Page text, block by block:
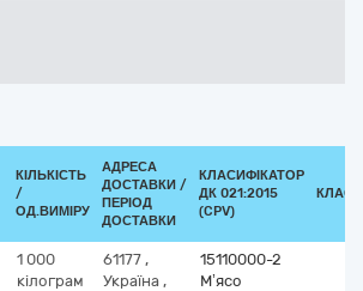
КІЛЬКІСТЬ
/
ОД.ВИМІРУ
АДРЕСА
ДОСТАВКИ /
ПЕРІОД
ДОСТАВКИ
КЛАСИФІКАТОР
ДК 021:2015
(CPV)
1 000
кілограм
61177 ,
Україна ,
15110000-2
М’ясо